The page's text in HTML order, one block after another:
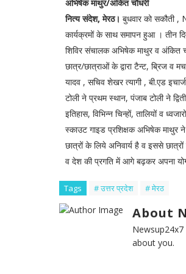
अभिषेक माथुर/अंकित चौधरी
नित्य संदेश, मेरठ। बुधवार को सकौती ,
कार्यक्रमों के साथ समापन हुआ । तीन
शिविर संचालक अभिषेक माथुर व अंकित
छात्र/छात्राओं के द्वारा टैन्ट, ब्रिज व
यादव , सचिव शेखर त्यागी , बी.एड
टोली ने प्रथम स्थान, पंजाब टोली ने
इतिहास, विभिन्न चिन्हों, तालियों व
स्काउट गाइड प्रशिक्षक अभिषेक माथुर
छात्रों के लिये अनिवार्य है व इससे छात्रों
व देश की प्रगति में आगे बढ़कर अपना
Tags # उत्तर प्रदेश # मेरठ
About
about you.